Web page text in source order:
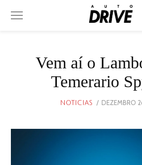
Vem aí o
Temerario
NOTICIAS
POSTED
DEZEMBRO